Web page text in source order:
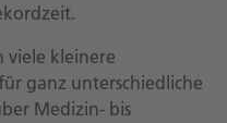
viele kleinere
ganz unterschiedliche
Medizin- bis